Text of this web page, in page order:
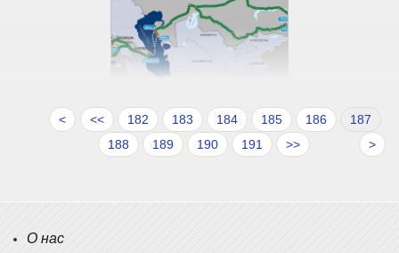
<<
< 182 183 184 185 186
187
188
189 190 191 >
>>
О нас